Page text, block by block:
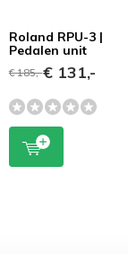
Roland RPU-3 |
Pedalen unit
€ 185,-€ 131,-